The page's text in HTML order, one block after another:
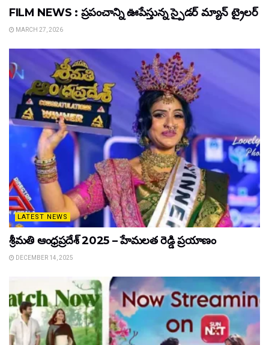
FILM NEWS : ప్రపంచాన్ని ఊపేస్తున్న స్పైడర్ మ్యాన్ ట్రైలర్
MARCH 27, 2026
LATEST NEWS
శ్రీమతి ఆంధ్రప్రదేశ్ 2025 – హేమలత రెడ్డి ప్రయాణం
DECEMBER 14, 2025